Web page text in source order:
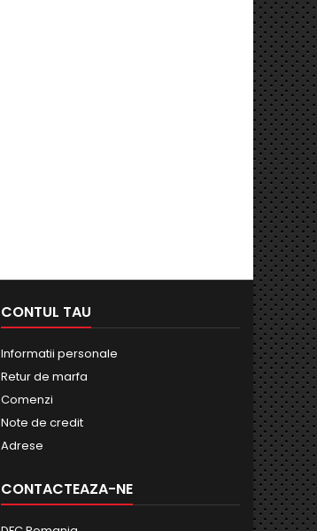
CONTUL TAU
Informatii personale
Retur de marfa
Comenzi
Note de credit
Adrese
CONTACTEAZA-NE